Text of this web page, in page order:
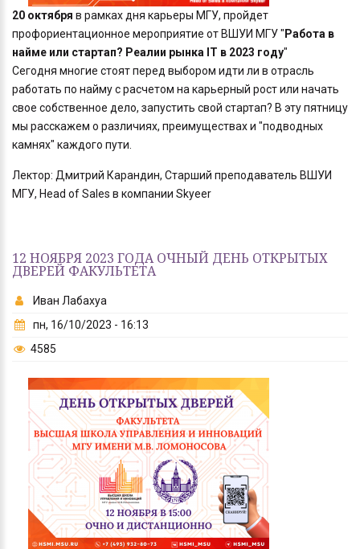
20 октября в рамках дня карьеры МГУ, пройдет
профориентационное мероприятие от ВШУИ МГУ " Работа в
найме или стартап? Реалии рынка IT в 2023 году"
Сегодня многие стоят перед выбором идти ли в отрасль
работать по найму с расчетом на карьерный рост или начать
свое собственное дело, запустить свой стартап? В эту пятницу
мы расскажем о различиях, преимуществах и "подводных
камнях" каждого пути.
Лектор: Дмитрий Карандин, Старший преподаватель ВШУИ
МГУ, Head of Sales в компании Skyeer
12 НОЯБРЯ 2023 ГОДА ОЧНЫЙ ДЕНЬ ОТКРЫТЫХ
ДВЕРЕЙ ФАКУЛЬТЕТА
Иван Лабахуа
пн, 16/10/2023 - 16:13
4585